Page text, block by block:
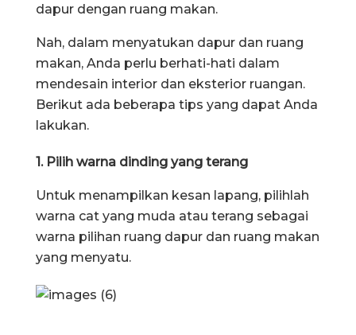
dapur dengan ruang makan.
Nah, dalam menyatukan dapur dan ruang
makan, Anda perlu berhati-hati dalam
mendesain interior dan eksterior ruangan.
Berikut ada beberapa tips yang dapat Anda
lakukan.
1. Pilih warna dinding yang terang
Untuk menampilkan kesan lapang, pilihlah
warna cat yang muda atau terang sebagai
warna pilihan ruang dapur dan ruang makan
yang menyatu.